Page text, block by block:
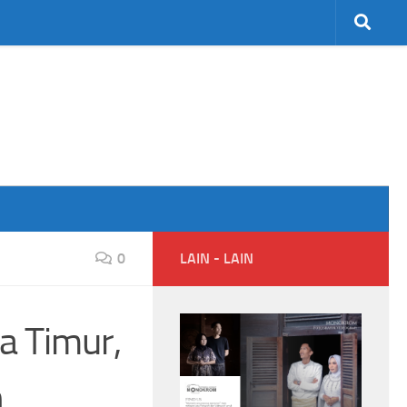
0
Timur,
LAIN - LAIN